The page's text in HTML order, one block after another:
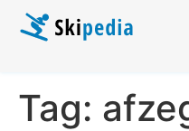
Tag: